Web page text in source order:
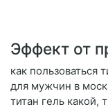
Эффект от
как пользоваться
для мужчин в
титан гель какой,